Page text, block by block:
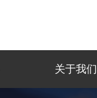
关于我们